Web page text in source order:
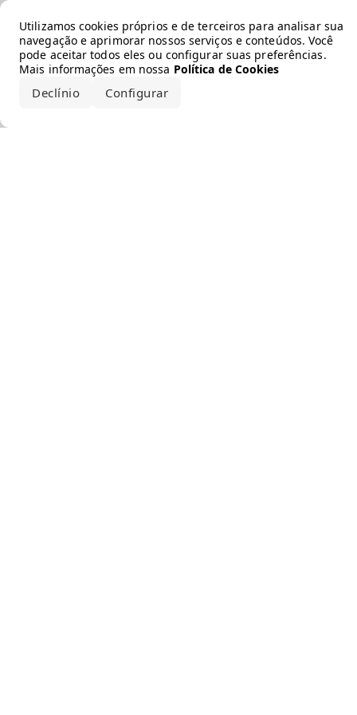
Utilizamos cookies próprios e de terceiros para analisar sua
navegação e aprimorar nossos serviços e conteúdos. Você
pode aceitar todos eles ou configurar suas preferências.
Mais informações em nossa Política de Cookies
Declínio Configurar
Error loading the brand